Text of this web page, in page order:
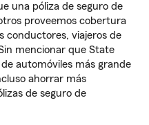
una póliza de seguro de
proveemos cobertura
conductores, viajeros de
mencionar que State
automóviles más grande
ahorrar más
de seguro de